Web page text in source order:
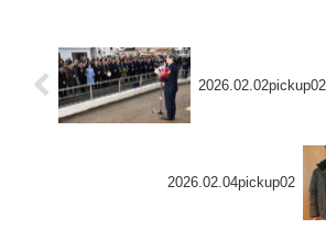
2026.02.02pickup02
2026.02.04pickup02